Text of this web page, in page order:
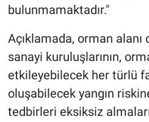
bulunmamaktadır."
Açıklamada, orman
sanayi kuruluşlarının,
etkileyebilecek her türlü
oluşabilecek yangın
tedbirleri eksiksiz